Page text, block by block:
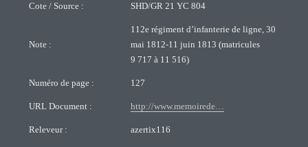
Cote / Source : SHD/GR 21 YC 804
Note :
112e régiment d’infanterie de ligne, 30
mai 1812-11 juin 1813 (matricules
9 717 à 11 516)
Numéro de page : 127
URL Document : http://www.memoirede…
Releveur : azertix116